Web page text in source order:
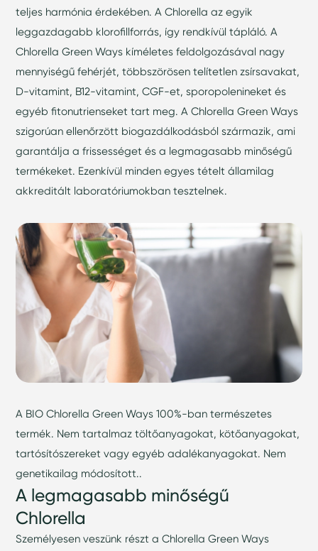
teljes harmónia érdekében. A Chlorella az egyik
leggazdagabb klorofillforrás, így rendkívül tápláló. A
Chlorella Green Ways kíméletes feldolgozásával nagy
mennyiségű fehérjét, többszörösen telítetlen zsírsavakat,
D-vitamint, B12-vitamint, CGF-et, sporopolenineket és
egyéb fitonutrienseket tart meg. A Chlorella Green Ways
szigorúan ellenőrzött biogazdálkodásból származik, ami
garantálja a frissességet és a legmagasabb minőségű
termékeket. Ezenkívül minden egyes tételt államilag
akkreditált laboratóriumokban tesztelnek.
A BIO Chlorella Green Ways 100%-ban természetes
termék. Nem tartalmaz töltőanyagokat, kötőanyagokat,
tartósítószereket vagy egyéb adalékanyagokat. Nem
genetikailag módosított..
A legmagasabb minőségű
Chlorella
Személyesen veszünk részt a Chlorella Green Ways